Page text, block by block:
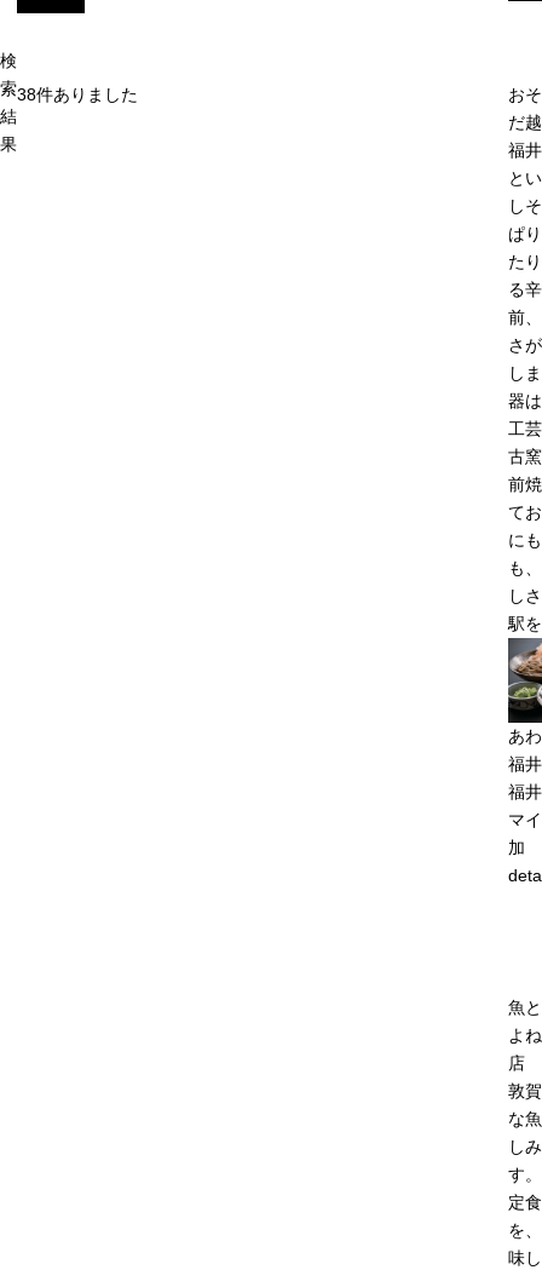
検
索
結
果
38件ありました
お
だ
福
と
し
ぱ
た
る
前
さ
し
器
工
古
前
て
に
も
し
駅
あ
福
福
マ
加
魚
よ
店
敦
な
し
す
定
を
味